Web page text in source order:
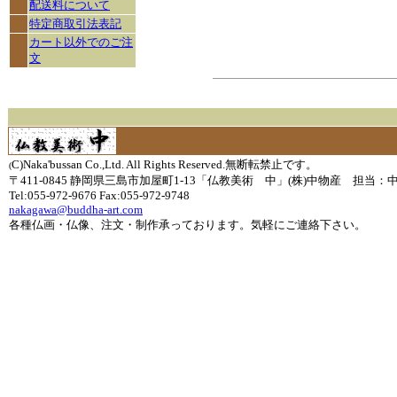
配送料について
特定商取引法表記
カート以外でのご注
文
(C)Naka'bussan Co.,Ltd. All Rights Reserved.無断転禁止です。
〒411-0845 静岡県三島市加屋町1-13「仏教美術 中」(株)中物産 担当：
Tel:055-972-9676 Fax:055-972-9748
nakagawa@buddha-art.com
各種仏画・仏像、注文・制作承っております。気軽にご連絡下さい。